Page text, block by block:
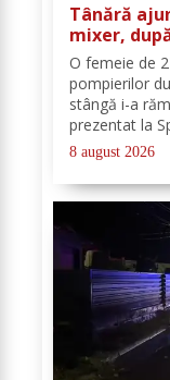
Tânără
mixer,
O femeie de
pompierilor
stângă i-a
prezentat la
aparatul
intervenția
8 august 2026